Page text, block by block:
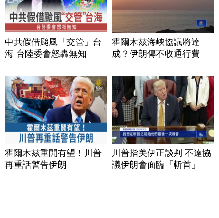
中共假借颱風「交管」台
海 台陸委會怒轟無知
霍爾木茲海峽協議將達
成？伊朗傳不收通行費
霍爾木茲重開有望！川普
再重話警告伊朗
川普指美伊正談判 不達協
議伊朗會面臨「斬首」